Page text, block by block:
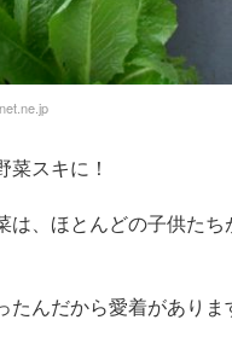
菜スキに！
は、ほとんどの子供たち
んだから愛着がありま